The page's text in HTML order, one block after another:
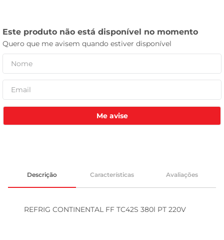
Me avise
Descrição Características Avaliações
REFRIG CONTINENTAL FF TC42S 380l PT 220V
celular